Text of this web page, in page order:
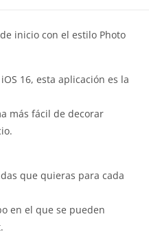
inicio con el estilo Photo
16, esta aplicación es la
más fácil de decorar
que quieras para cada
en el que se pueden